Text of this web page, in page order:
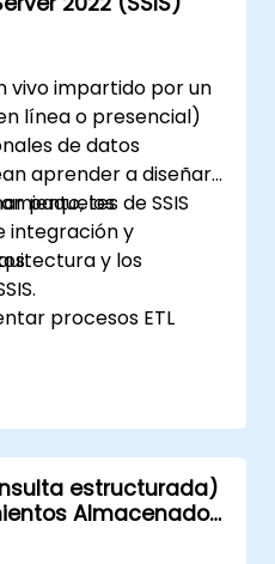
vivo impartido por un
línea o presencial)
de datos
aprender a diseñar,
paquetes de SSIS
integración y
los
y los
procesos ETL
y gestionar
de datos.
y optimizar
mejorar el
estructurada)
Almacenados
SQL Server